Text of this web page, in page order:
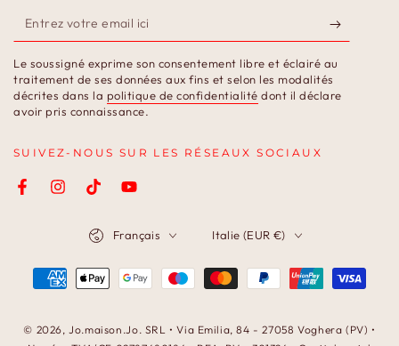
Entrez
votre
email
ici
Le soussigné exprime son consentement libre et éclairé au
traitement de ses données aux fins et selon les modalités
décrites dans la politique de confidentialité dont il déclare
avoir pris connaissance.
SUIVEZ-NOUS SUR LES RÉSEAUX SOCIAUX
FacebookInstagramTikTokYouTube
© 2026,Jo.maison.Jo. SRL • Via Emilia, 84 - 27058 Voghera (PV) •
Français Italie (EUR €)
Modes
paiement